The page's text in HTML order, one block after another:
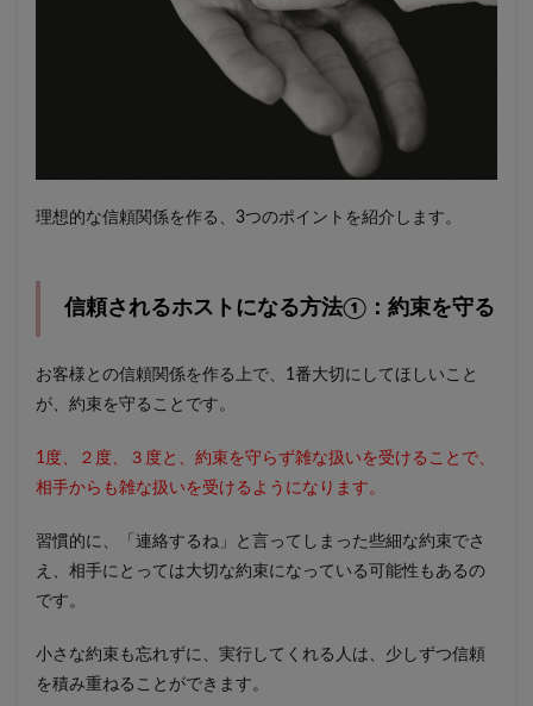
理想的な信頼関係を作る、3つのポイントを紹介します。
信頼されるホストになる方法①：約束を守る
お客様との信頼関係を作る上で、1番大切にしてほしいこと
が、約束を守ることです。
1度、２度、３度と、約束を守らず雑な扱いを受けることで、
相手からも雑な扱いを受けるようになります。
習慣的に、「連絡するね」と言ってしまった些細な約束でさ
え、相手にとっては大切な約束になっている可能性もあるの
です。
小さな約束も忘れずに、実行してくれる人は、少しずつ信頼
を積み重ねることができます。